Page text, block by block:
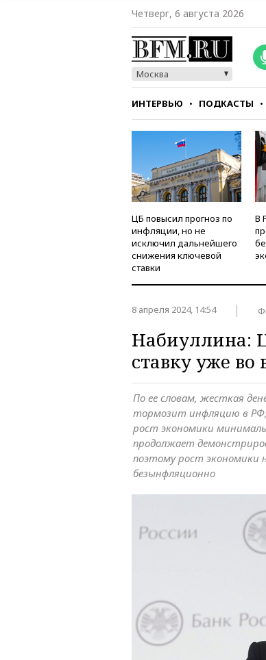
Четверг, 6 августа 2026
Москва
ИНТЕРВЬЮ ПОДКАСТЫ
СТИЛЬ ТЕСТЫ
ЦБ повысил прогноз по
инфляции, но не
исключил дальнейшего
снижения ключевой
ставки
В
8 апреля 2024, 14:54
Набиуллина:
ставку уже во
По ее словам, жесткая
тормозит инфляцию в РФ,
рост экономики
продолжает
поэтому рост
безынфляционно